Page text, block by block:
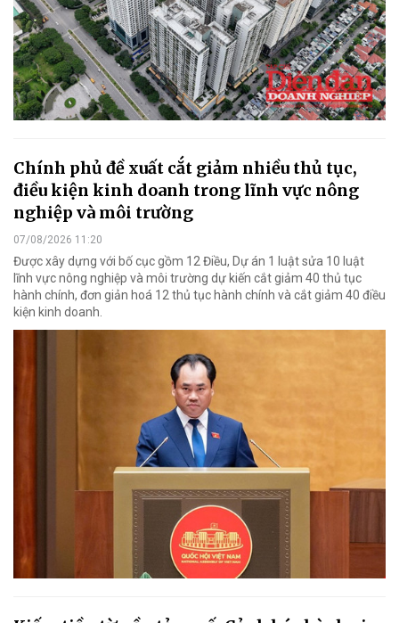
Chính phủ đề xuất cắt giảm nhiều thủ tục,
điều kiện kinh doanh trong lĩnh vực nông
nghiệp và môi trường
07/08/2026 11:20
Được xây dựng với bố cục gồm 12 Điều, Dự án 1 luật sửa 10 luật
lĩnh vực nông nghiệp và môi trường dự kiến cắt giảm 40 thủ tục
hành chính, đơn giản hoá 12 thủ tục hành chính và cắt giảm 40 điều
kiện kinh doanh.